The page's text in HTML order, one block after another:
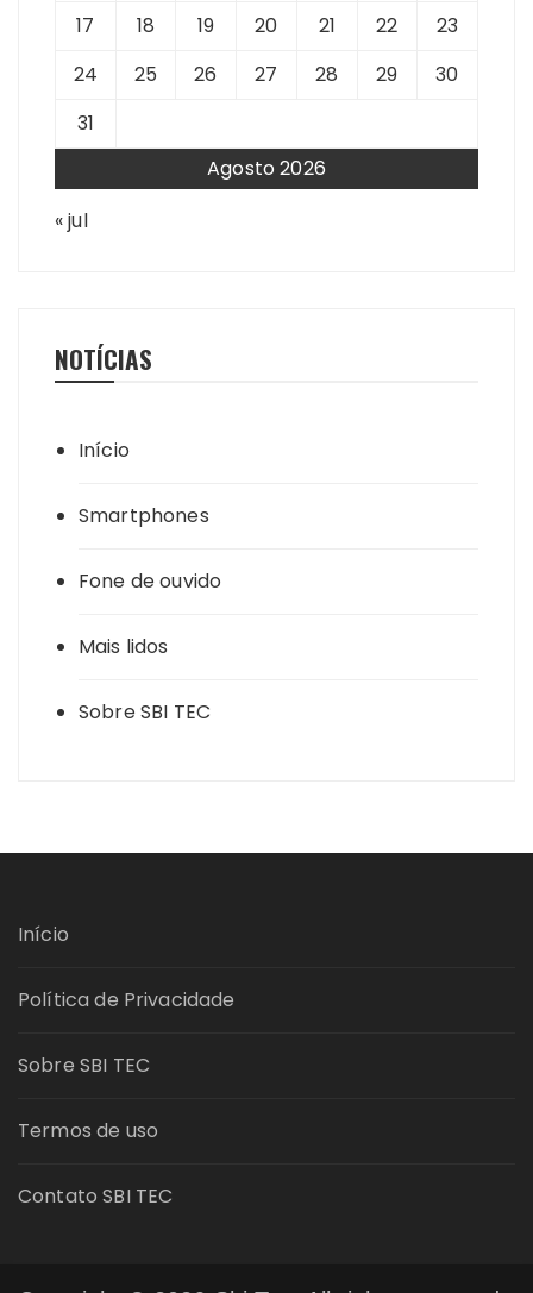
Agosto 2026
17
18 19 20 21 22
23
24
25 26 27 28 29
30
31
« jul
NOTÍCIAS
Início
Smartphones
Fone de ouvido
Mais lidos
Sobre SBI TEC
Início
Política de Privacidade
Sobre SBI TEC
Termos de uso
Contato SBI TEC